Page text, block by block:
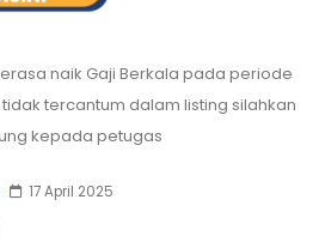
naik Gaji Berkala pada periode
tercantum dalam listing silahkan
kepada petugas
17 April 2025